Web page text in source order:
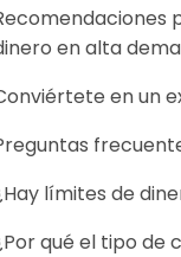
en alta
en un
límites de
qué el tipo de